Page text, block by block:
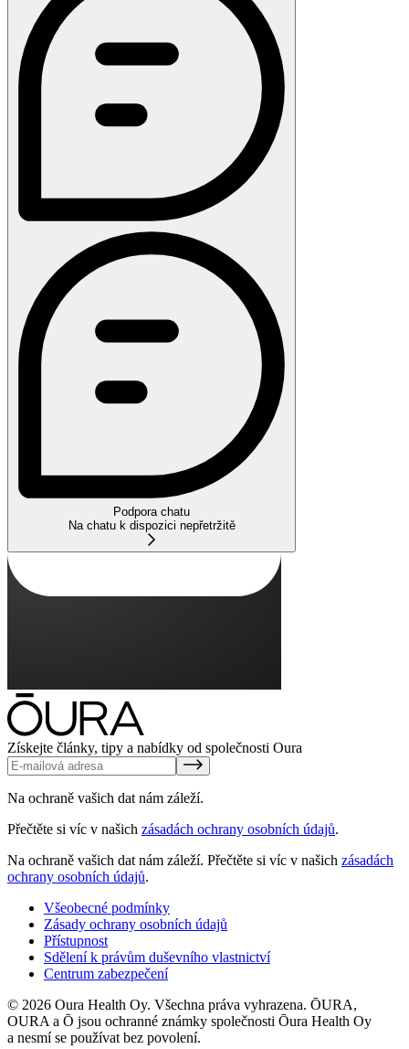
Podpora chatu
Na chatu k dispozici nepřetržitě
Získejte články, tipy a nabídky od společnosti Oura
Na ochraně vašich dat nám záleží.
Přečtěte si víc v našich zásadách ochrany osobních údajů.
Na ochraně vašich dat nám záleží. Přečtěte si víc v našich zásadách
ochrany osobních údajů.
Všeobecné podmínky
Zásady ochrany osobních údajů
Přístupnost
Sdělení k právům duševního vlastnictví
Centrum zabezpečení
© 2026 Oura Health Oy. Všechna práva vyhrazena. ŌURA,
OURA a Ō jsou ochranné známky společnosti Ōura Health Oy
a nesmí se používat bez povolení.